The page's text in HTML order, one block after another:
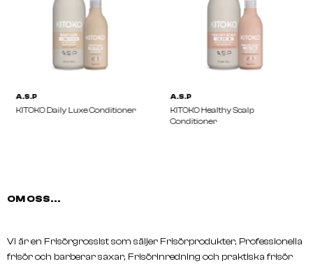
OM OSS...
Vi är en Frisörgrossist som säljer Frisörprodukter, Professionella
frisör och barberar saxar, Frisörinredning och praktiska frisör